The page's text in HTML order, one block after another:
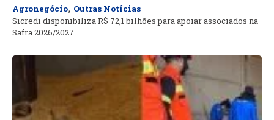
Agronegócio, Outras Notícias
Sicredi disponibiliza R$ 72,1 bilhões para apoiar associados na
Safra 2026/2027